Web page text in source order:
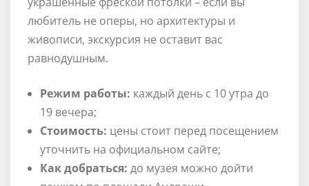
любитель не оперы, но архитектуры и
живописи, экскурсия не оставит вас
равнодушным.
Режим работы: каждый день с 10 утра до
19 вечера;
Стоимость: цены стоит перед посещением
уточнить на официальном сайте;
Как добраться: до музея можно дойти